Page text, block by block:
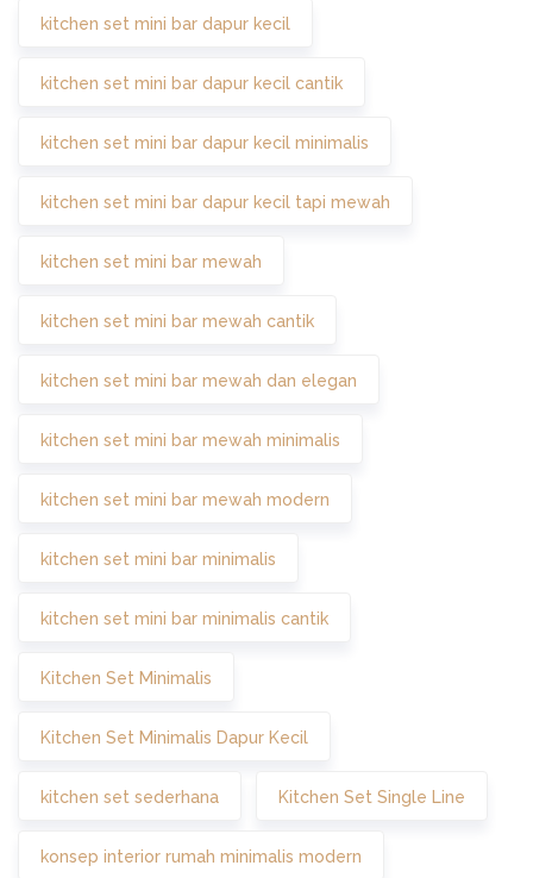
kitchen set mini bar dapur kecil
kitchen set mini bar dapur kecil cantik
kitchen set mini bar dapur kecil minimalis
kitchen set mini bar dapur kecil tapi mewah
kitchen set mini bar mewah
kitchen set mini bar mewah cantik
kitchen set mini bar mewah dan elegan
kitchen set mini bar mewah minimalis
kitchen set mini bar mewah modern
kitchen set mini bar minimalis
kitchen set mini bar minimalis cantik
Kitchen Set Minimalis
Kitchen Set Minimalis Dapur Kecil
kitchen set sederhana Kitchen Set Single Line
konsep interior rumah minimalis modern